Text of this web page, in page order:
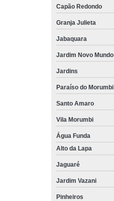
Capão Redondo
Granja Julieta
Jabaquara
Jardim Novo Mundo
Jardins
Paraíso do Morumbi
Santo Amaro
Vila Morumbi
Água Funda
Alto da Lapa
Jaguaré
Jardim Vazani
Pinheiros